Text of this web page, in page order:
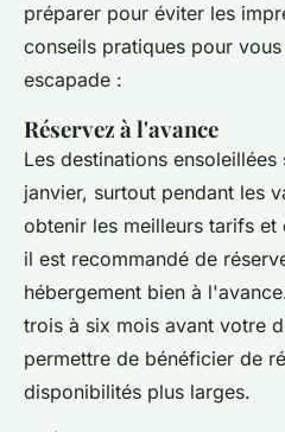
préparer pour éviter les
conseils pratiques pour
escapade :
Réservez à l'avance
Les destinations
janvier, surtout pendant les
obtenir les meilleurs tarifs et
il est recommandé de
hébergement bien à
trois à six mois avant votre
permettre de bénéficier de
disponibilités plus larges.